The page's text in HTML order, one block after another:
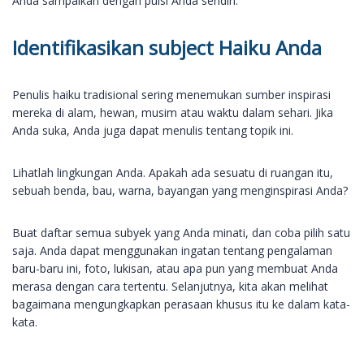
Identifikasikan subject Haiku Anda
Penulis haiku tradisional sering menemukan sumber inspirasi
mereka di alam, hewan, musim atau waktu dalam sehari. Jika
Anda suka, Anda juga dapat menulis tentang topik ini.
Lihatlah lingkungan Anda. Apakah ada sesuatu di ruangan itu,
sebuah benda, bau, warna, bayangan yang menginspirasi Anda?
Buat daftar semua subyek yang Anda minati, dan coba pilih satu
saja. Anda dapat menggunakan ingatan tentang pengalaman
baru-baru ini, foto, lukisan, atau apa pun yang membuat Anda
merasa dengan cara tertentu. Selanjutnya, kita akan melihat
bagaimana mengungkapkan perasaan khusus itu ke dalam kata-
kata.